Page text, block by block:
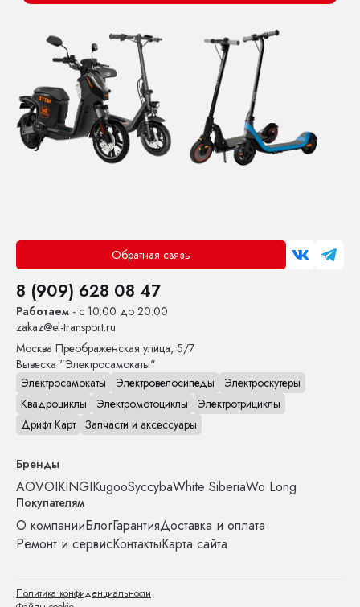
Обратная связь
8 (909) 628 08 47
Работаем - с 10:00 до 20:00
zakaz@el-transport.ru
Москва Преображенская улица, 5/7
Вывеска "Электросамокаты"
Электросамокаты
Электровелосипеды
Электроскутеры
Квадроциклы
Электромотоциклы
Электротрициклы
Дрифт Карт Запчасти и аксессуары
Бренды
AOVOIKINGIKugooSyccybaWhite SiberiaWo Long
Покупателям
О компанииБлогГарантияДоставка и оплата
Ремонт и сервисКонтактыКарта сайта
Политика конфиденциальности